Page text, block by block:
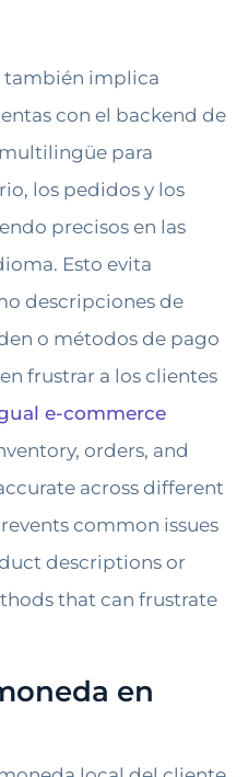
también implica
con el backend de
para
los pedidos y los
precisos en las
Esto evita
descripciones de
o métodos de pago
frustrar a los clientes
e-commerce
orders, and
across different
common issues
descriptions or
that can frustrate
en